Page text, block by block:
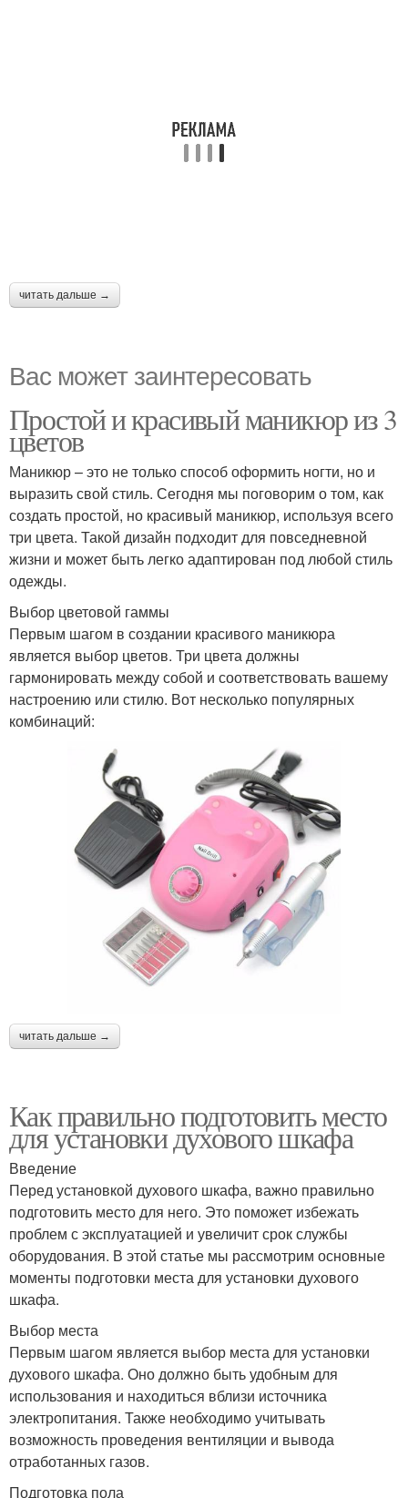
читать дальше →
Вас может заинтересовать
Простой и красивый маникюр из 3
цветов
Маникюр – это не только способ оформить ногти, но и
выразить свой стиль. Сегодня мы поговорим о том, как
создать простой, но красивый маникюр, используя всего
три цвета. Такой дизайн подходит для повседневной
жизни и может быть легко адаптирован под любой стиль
одежды.
Выбор цветовой гаммы
Первым шагом в создании красивого маникюра
является выбор цветов. Три цвета должны
гармонировать между собой и соответствовать вашему
настроению или стилю. Вот несколько популярных
комбинаций:
читать дальше →
Как правильно подготовить место
для установки духового шкафа
Введение
Перед установкой духового шкафа, важно правильно
подготовить место для него. Это поможет избежать
проблем с эксплуатацией и увеличит срок службы
оборудования. В этой статье мы рассмотрим основные
моменты подготовки места для установки духового
шкафа.
Выбор места
Первым шагом является выбор места для установки
духового шкафа. Оно должно быть удобным для
использования и находиться вблизи источника
электропитания. Также необходимо учитывать
возможность проведения вентиляции и вывода
отработанных газов.
Подготовка пола